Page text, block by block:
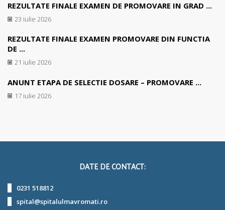
REZULTATE FINALE EXAMEN DE PROMOVARE IN GRAD ...
23 iulie 2026
REZULTATE FINALE EXAMEN PROMOVARE DIN FUNCTIA
DE ...
21 iulie 2026
ANUNT ETAPA DE SELECTIE DOSARE – PROMOVARE ...
17 iulie 2026
DATE DE CONTACT:
0231 518812
spital@spitalulmavromati.ro